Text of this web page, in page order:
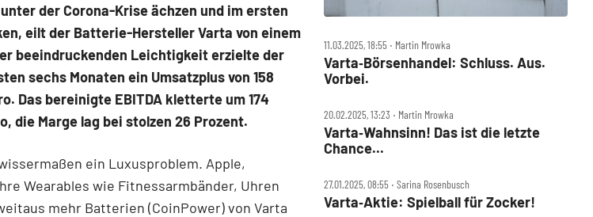
der Corona-Krise ächzen und im ersten
eilt der Batterie-Hersteller Varta von einem
beeindruckenden Leichtigkeit erzielte der
sechs Monaten ein Umsatzplus von 158
Das bereinigte EBITDA kletterte um 174
die Marge lag bei stolzen 26 Prozent.
ein Luxusproblem. Apple,
Wearables wie Fitnessarmbänder, Uhren
mehr Batterien (CoinPower) von Varta
11.03.2025, 18:55 ‧ Martin Mrowka
Varta‑Börsenhandel: Schluss. Aus.
Vorbei.
20.02.2025, 13:23 ‧ Martin Mrowka
Varta‑Wahnsinn! Das ist die letzte
Chance...
27.01.2025, 08:55 ‧ Sarina Rosenbusch
Varta‑Aktie: Spielball für Zocker!